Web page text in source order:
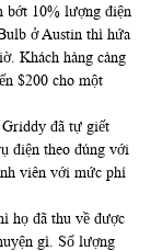
bớt 10% lượng điện
ở Austin thì hứa
Khách hàng càng
$200 cho một
Griddy đã tự giết
điện theo đúng với
viên với mức phí
họ đã thu về được
gì. Số lượng